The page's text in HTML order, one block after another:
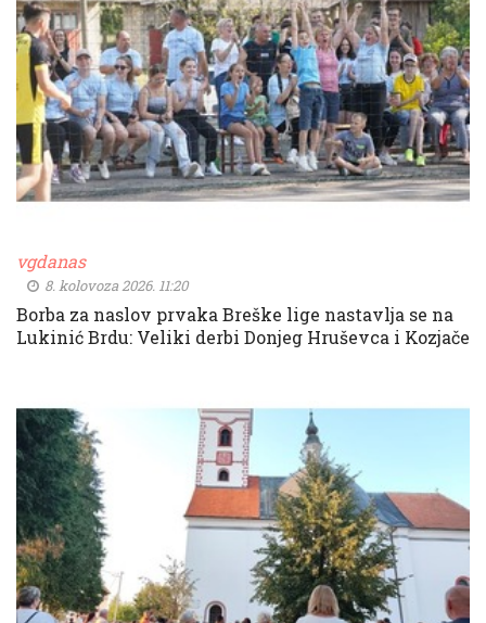
vgdanas
8. kolovoza 2026. 11:20
Borba za naslov prvaka Breške lige nastavlja se na
Lukinić Brdu: Veliki derbi Donjeg Hruševca i Kozjače